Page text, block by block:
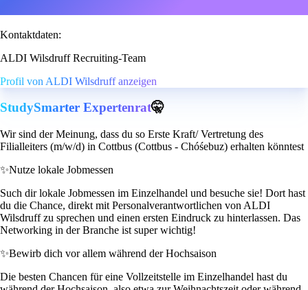
Kontaktdaten:
ALDI Wilsdruff Recruiting-Team
Profil von ALDI Wilsdruff anzeigen
StudySmarter Expertenrat🤫
Wir sind der Meinung, dass du so Erste Kraft/ Vertretung des
Filialleiters (m/w/d) in Cottbus (Cottbus - Chóśebuz) erhalten könntest
✨Nutze lokale Jobmessen
Such dir lokale Jobmessen im Einzelhandel und besuche sie! Dort hast
du die Chance, direkt mit Personalverantwortlichen von ALDI
Wilsdruff zu sprechen und einen ersten Eindruck zu hinterlassen. Das
Networking in der Branche ist super wichtig!
✨Bewirb dich vor allem während der Hochsaison
Die besten Chancen für eine Vollzeitstelle im Einzelhandel hast du